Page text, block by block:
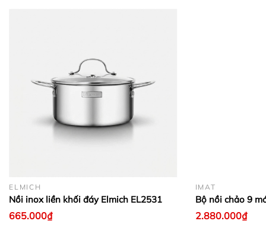
ELMICH
Nồi inox liền khối đáy Elmich EL2531
665.000₫
IMAT
Bộ nồi chảo 9
2.880.000₫